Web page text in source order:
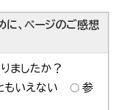
に、ページのご感想
ましたか？
もいえない
参